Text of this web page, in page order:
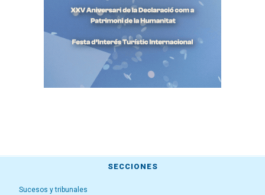
SECCIONES
Sucesos y tribunales